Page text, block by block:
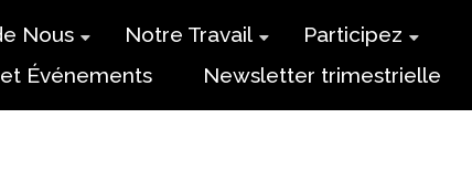
Nous Notre Travail Participez
Événements Newsletter trimestrielle